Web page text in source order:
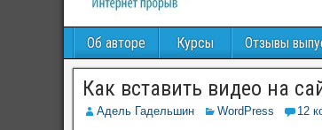
Об авторе Курсы Отзывы
Как вставить видео на
Адель Гадельшин WordPress 12